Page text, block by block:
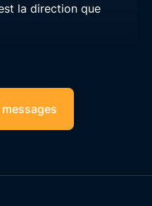
la direction que